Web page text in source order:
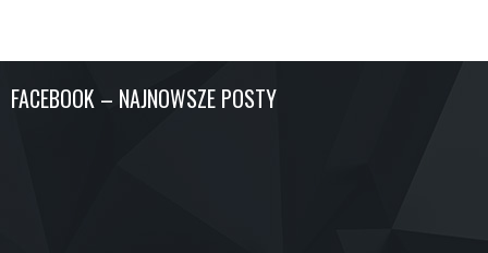
FACEBOOK – NAJNOWSZE POSTY